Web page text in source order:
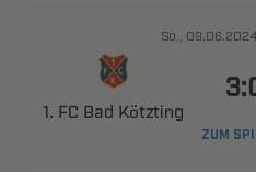
., 
   
ZUM